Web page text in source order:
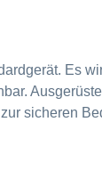
Es
sicheren